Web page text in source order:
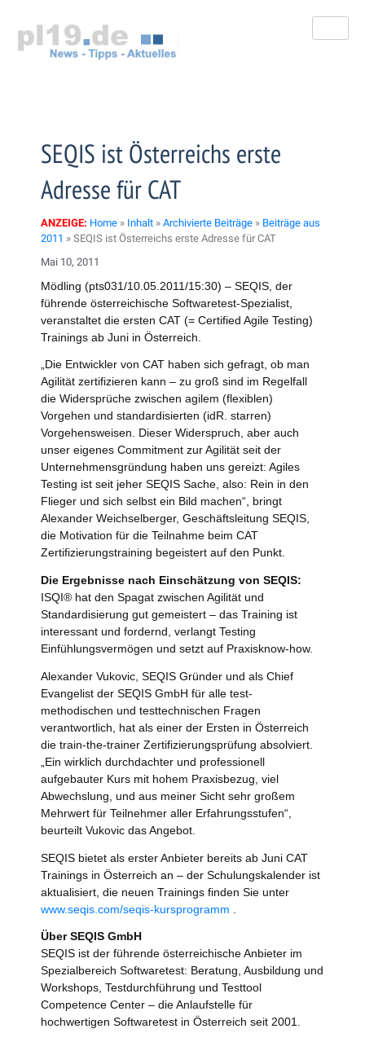
springen
SEQIS ist Österreichs erste
Adresse für CAT
ANZEIGE: Home » Inhalt » Archivierte Beiträge » Beiträge aus
2011 » SEQIS ist Österreichs erste Adresse für CAT
Mai 10, 2011
Mödling (pts031/10.05.2011/15:30) – SEQIS, der
führende österreichische Softwaretest-Spezialist,
veranstaltet die ersten CAT (= Certified Agile Testing)
Trainings ab Juni in Österreich.
„Die Entwickler von CAT haben sich gefragt, ob man
Agilität zertifizieren kann – zu groß sind im Regelfall
die Widersprüche zwischen agilem (flexiblen)
Vorgehen und standardisierten (idR. starren)
Vorgehensweisen. Dieser Widerspruch, aber auch
unser eigenes Commitment zur Agilität seit der
Unternehmensgründung haben uns gereizt: Agiles
Testing ist seit jeher SEQIS Sache, also: Rein in den
Flieger und sich selbst ein Bild machen“, bringt
Alexander Weichselberger, Geschäftsleitung SEQIS,
die Motivation für die Teilnahme beim CAT
Zertifizierungstraining begeistert auf den Punkt.
Die Ergebnisse nach Einschätzung von SEQIS:
ISQI® hat den Spagat zwischen Agilität und
Standardisierung gut gemeistert – das Training ist
interessant und fordernd, verlangt Testing
Einfühlungsvermögen und setzt auf Praxisknow-how.
Alexander Vukovic, SEQIS Gründer und als Chief
Evangelist der SEQIS GmbH für alle test-
methodischen und testtechnischen Fragen
verantwortlich, hat als einer der Ersten in Österreich
die train-the-trainer Zertifizierungsprüfung absolviert.
„Ein wirklich durchdachter und professionell
aufgebauter Kurs mit hohem Praxisbezug, viel
Abwechslung, und aus meiner Sicht sehr großem
Mehrwert für Teilnehmer aller Erfahrungsstufen“,
beurteilt Vukovic das Angebot.
SEQIS bietet als erster Anbieter bereits ab Juni CAT
Trainings in Österreich an – der Schulungskalender ist
aktualisiert, die neuen Trainings finden Sie unter
www.seqis.com/seqis-kursprogramm
Über SEQIS GmbH
SEQIS ist der führende österreichische Anbieter im
Spezialbereich Softwaretest: Beratung, Ausbildung und
Workshops, Testdurchführung und Testtool
Competence Center – die Anlaufstelle für
hochwertigen Softwaretest in Österreich seit 2001.